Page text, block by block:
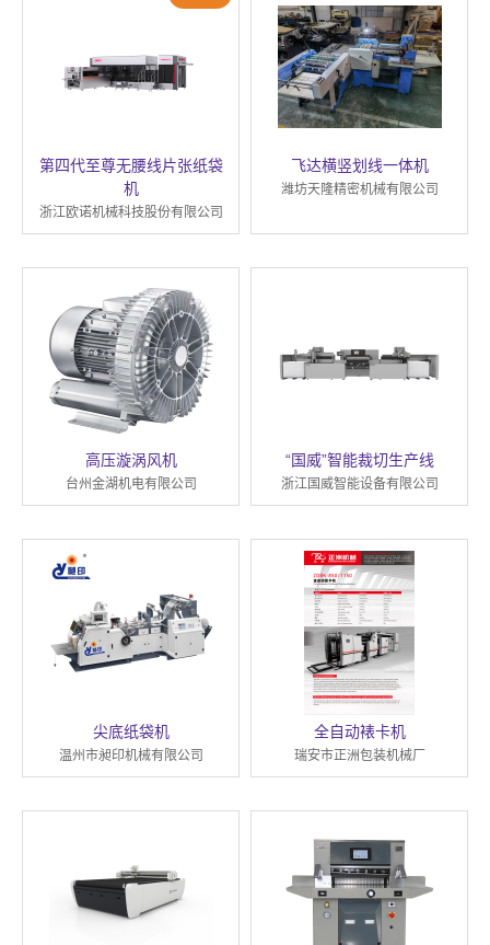
第四代至尊无腰线片张纸袋
机
浙江欧诺机械科技股份有限公司
飞达横竖划线一体机
潍坊天隆精密机械有限公司
高压漩涡风机
台州金湖机电有限公司
“国威”智能裁切生产线
浙江国威智能设备有限公司
尖底纸袋机
温州市昶印机械有限公司
全自动裱卡机
瑞安市正洲包装机械厂